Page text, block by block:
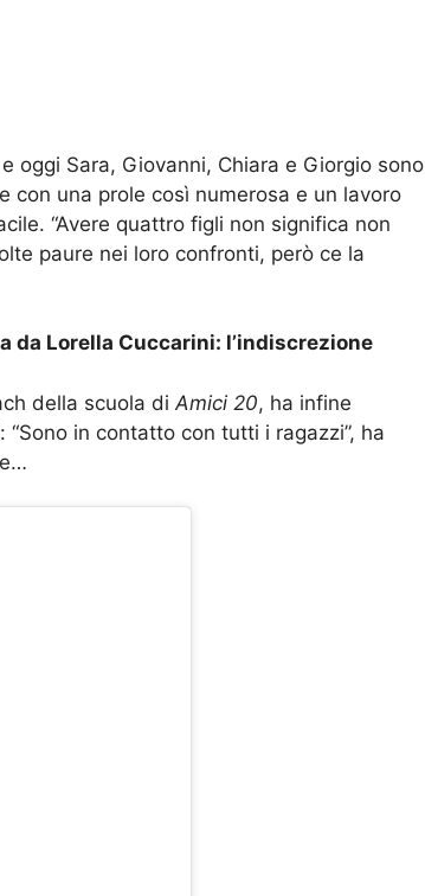
oggi Sara, Giovanni, Chiara e Giorgio sono
con una prole così numerosa e un lavoro
“Avere quattro figli non significa non
paure nei loro confronti, però ce la
da Lorella Cuccarini: l’indiscrezione
della scuola di Amici 20, ha infine
in contatto con tutti i ragazzi”, ha